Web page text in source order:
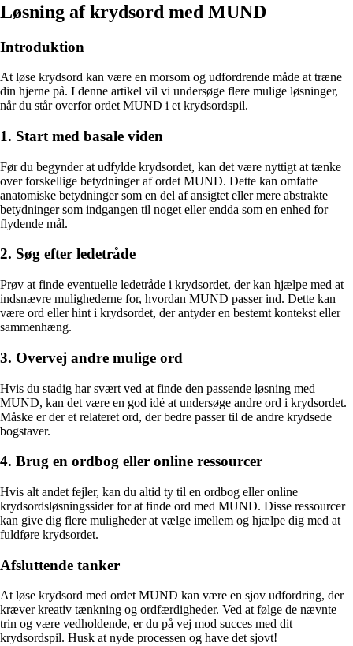
Løsning af krydsord med MUND
Introduktion
At løse krydsord kan være en morsom og udfordrende måde at træne
din hjerne på. I denne artikel vil vi undersøge flere mulige løsninger,
når du står overfor ordet MUND i et krydsordspil.
1. Start med basale viden
Før du begynder at udfylde krydsordet, kan det være nyttigt at tænke
over forskellige betydninger af ordet MUND. Dette kan omfatte
anatomiske betydninger som en del af ansigtet eller mere abstrakte
betydninger som indgangen til noget eller endda som en enhed for
flydende mål.
2. Søg efter ledetråde
Prøv at finde eventuelle ledetråde i krydsordet, der kan hjælpe med at
indsnævre mulighederne for, hvordan MUND passer ind. Dette kan
være ord eller hint i krydsordet, der antyder en bestemt kontekst eller
sammenhæng.
3. Overvej andre mulige ord
Hvis du stadig har svært ved at finde den passende løsning med
MUND, kan det være en god idé at undersøge andre ord i krydsordet.
Måske er der et relateret ord, der bedre passer til de andre krydsede
bogstaver.
4. Brug en ordbog eller online ressourcer
Hvis alt andet fejler, kan du altid ty til en ordbog eller online
krydsordsløsningssider for at finde ord med MUND. Disse ressourcer
kan give dig flere muligheder at vælge imellem og hjælpe dig med at
fuldføre krydsordet.
Afsluttende tanker
At løse krydsord med ordet MUND kan være en sjov udfordring, der
kræver kreativ tænkning og ordfærdigheder. Ved at følge de nævnte
trin og være vedholdende, er du på vej mod succes med dit
krydsordspil. Husk at nyde processen og have det sjovt!